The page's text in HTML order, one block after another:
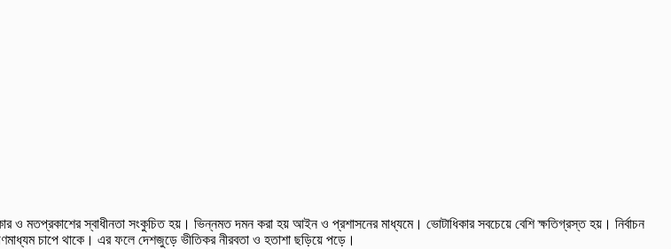
ও মতপ্রকাশের স্বাধীনতা সংকুচিত হয়। ভিন্নমত দমন করা হয় আইন ও প্রশাসনের মাধ্যমে। ভোটাধিকার সবচেয়ে বেশি ক্ষতিগ্রস্ত হয়। নির্বাচন
চাপে থাকে। এর ফলে দেশজুড়ে ভীতিকর নীরবতা ও হতাশা ছড়িয়ে পড়ে।